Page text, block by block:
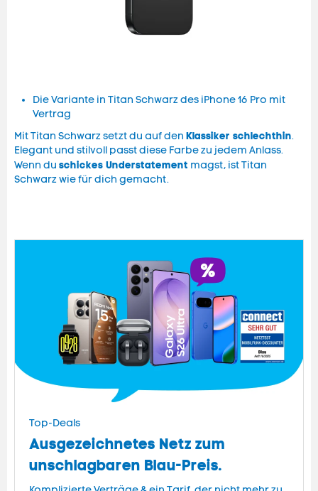
Die Variante in Titan Schwarz des iPhone 16 Pro mit
Vertrag
Mit Titan Schwarz setzt du auf den Klassiker schlechthin.
Elegant und stilvoll passt diese Farbe zu jedem Anlass.
Wenn du schickes Understatement magst, ist Titan
Schwarz wie für dich gemacht.
Ausgezeichnetes Netz zum
unschlagbaren Blau-Preis.
Top-Deals